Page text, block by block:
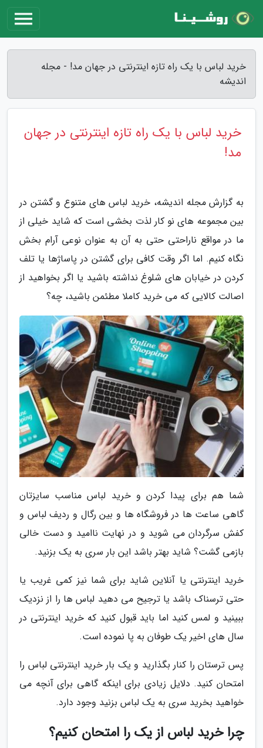
خرید لباس با یک راه تازه اینترنتی در جهان مد! - مجله
اندیشه
خرید لباس با یک راه تازه اینترنتی در جهان
مد!
به گزارش مجله اندیشه، خرید لباس های متنوع و گشتن در
بین مجموعه های نو کار لذت بخشی است که شاید خیلی از
ما در مواقع ناراحتی حتی به آن به عنوان نوعی آرام بخش
نگاه کنیم. اما اگر وقت کافی برای گشتن در پاساژها یا تلف
کردن در خیابان های شلوغ نداشته باشید یا اگر بخواهید از
اصالت کالایی که می خرید کاملا مطئمن باشید، چه؟
شما هم برای پیدا کردن و خرید لباس مناسب سایزتان
گاهی ساعت ها در فروشگاه ها و بین رگال و ردیف لباس و
کفش سرگردان می شوید و در نهایت ناامید و دست خالی
بازمی گشت؟ شاید بهتر باشد این بار سری به یک بزنید.
خرید اینترنتی یا آنلاین شاید برای شما نیز کمی غریب یا
حتی ترسناک باشد یا ترجیح می دهید لباس ها را از نزدیک
ببینید و لمس کنید اما باید قبول کنید که خرید اینترنتی در
سال های اخیر یک طوفان به پا نموده است.
پس ترستان را کنار بگذارید و یک بار خرید اینترنتی لباس را
امتحان کنید. دلایل زیادی برای اینکه گاهی برای آنچه می
خواهید بخرید سری به یک لباس بزنید وجود دارد.
چرا خرید لباس از یک را امتحان کنیم؟